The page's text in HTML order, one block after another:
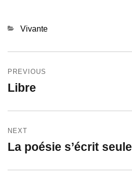
Categories
Vivante
de
l’article
PREVIOUS
Previous
Libre
NEXT
Next
La poésie s’écrit seule